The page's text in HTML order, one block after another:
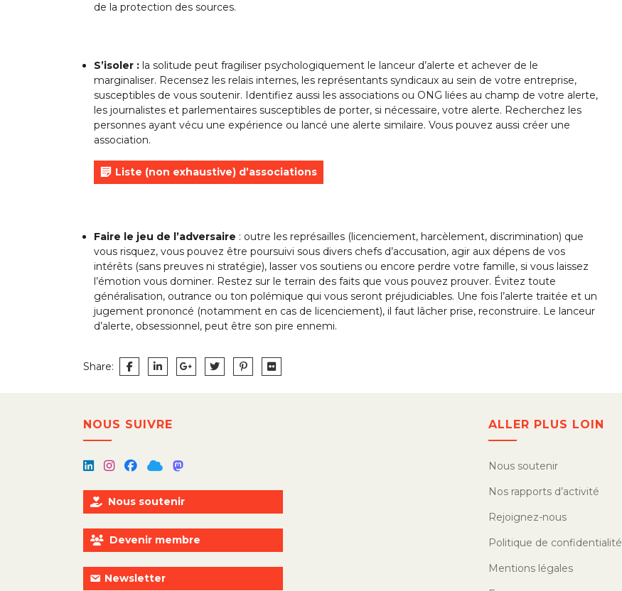
de la protection des sources.
S’isoler : la solitude peut fragiliser psychologiquement le lanceur d’alerte et achever de le
marginaliser. Recensez les relais internes, les représentants syndicaux au sein de votre entreprise,
susceptibles de vous soutenir. Identifiez aussi les associations ou ONG liées au champ de votre alerte,
les journalistes et parlementaires susceptibles de porter, si nécessaire, votre alerte. Recherchez les
personnes ayant vécu une expérience ou lancé une alerte similaire. Vous pouvez aussi créer une
association.
Liste (non exhaustive) d’associations
Faire le jeu de l’adversaire : outre les représailles (licenciement, harcèlement, discrimination) que
vous risquez, vous pouvez être poursuivi sous divers chefs d’accusation, agir aux dépens de vos
intérêts (sans preuves ni stratégie), lasser vos soutiens ou encore perdre votre famille, si vous laissez
l’émotion vous dominer. Restez sur le terrain des faits que vous pouvez prouver. Évitez toute
généralisation, outrance ou ton polémique qui vous seront préjudiciables. Une fois l’alerte traitée et un
jugement prononcé (notamment en cas de licenciement), il faut lâcher prise, reconstruire. Le lanceur
d’alerte, obsessionnel, peut être son pire ennemi.
Share:
de
l’article
NOUS SUIVRE
Nous soutenir
Devenir membre
Newsletter
ALLER PLUS LOIN
Nous soutenir
Nos rapports d’activité
Rejoignez-nous
Politique de confidentialité
Mentions légales